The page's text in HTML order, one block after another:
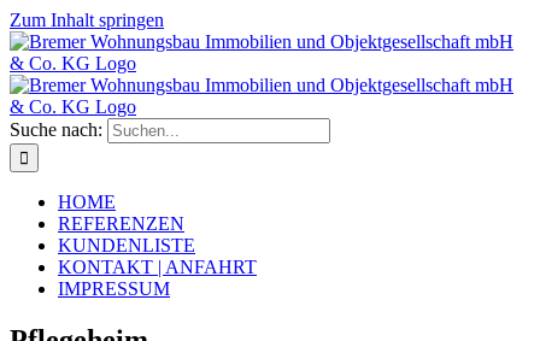
Zum Inhalt springen
Suche nach:
HOME
REFERENZEN
KUNDENLISTE
KONTAKT | ANFAHRT
IMPRESSUM